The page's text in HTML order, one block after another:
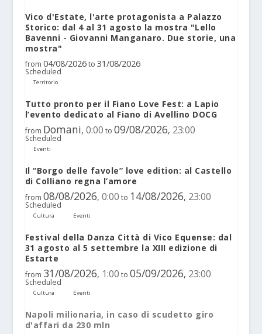
Vico d'Estate, l'arte protagonista a Palazzo
Storico: dal 4 al 31 agosto la mostra "Lello
Bavenni - Giovanni Manganaro. Due storie, una
mostra"
from 04/08/2026 to 31/08/2026
Scheduled
Territorio
Tutto pronto per il Fiano Love Fest: a Lapio
l’evento dedicato al Fiano di Avellino DOCG
from Domani, 0:00 to 09/08/2026, 23:00
Scheduled
Eventi
Il “Borgo delle favole” love edition: al Castello
di Colliano regna l’amore
from 08/08/2026, 0:00 to 14/08/2026, 23:00
Scheduled
Cultura Eventi
Festival della Danza Città di Vico Equense: dal
31 agosto al 5 settembre la XIII edizione di
Estarte
from 31/08/2026, 1:00 to 05/09/2026, 23:00
Scheduled
Cultura Eventi
Napoli milionaria, in caso di scudetto giro
d'affari da 230 mln